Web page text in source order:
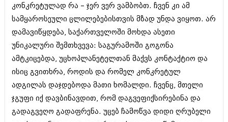
კონკრეტულად რა – ჯერ ვერ ვამბობთ. ჩვენ კი ამ
სამყაროსეული ცლილებებისთვის მზად უნდა ვიყოთ. არ
დამავიწყდება, საქართველოში მოხდა ასეთი
უნიკალური შემთხვევა: საგურამოში გოგონა
ამტკიცებდა, უცხოპლანეტელთან მაქვს კონტაქტიო და
ისიც გვითხრა, როდის და რომელ კონკრეტულ
ადგილას დაჯდებოდა მათი ხომალდი. ჩვენც, მთელი
ჯგუფი იქ დავბინავდით, რომ დაგვეფიქსირებინა და
გადაგვეღო გადაფრენა. უცებ ჩამოწვა დიდი ღრუბელი